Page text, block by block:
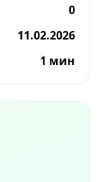
0
11.02.2026
1 мин